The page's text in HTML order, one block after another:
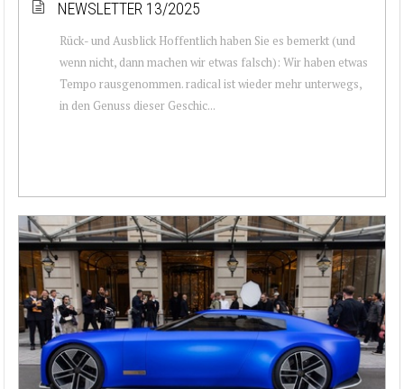
NEWSLETTER 13/2025
Rück- und Ausblick Hoffentlich haben Sie es bemerkt (und
wenn nicht, dann machen wir etwas falsch): Wir haben etwas
Tempo rausgenommen. radical ist wieder mehr unterwegs,
in den Genuss dieser Geschic...